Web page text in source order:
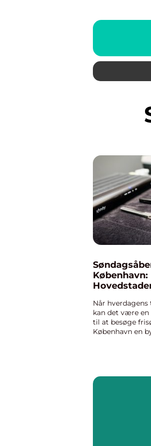
Når
kan det være
til at besøge
København en